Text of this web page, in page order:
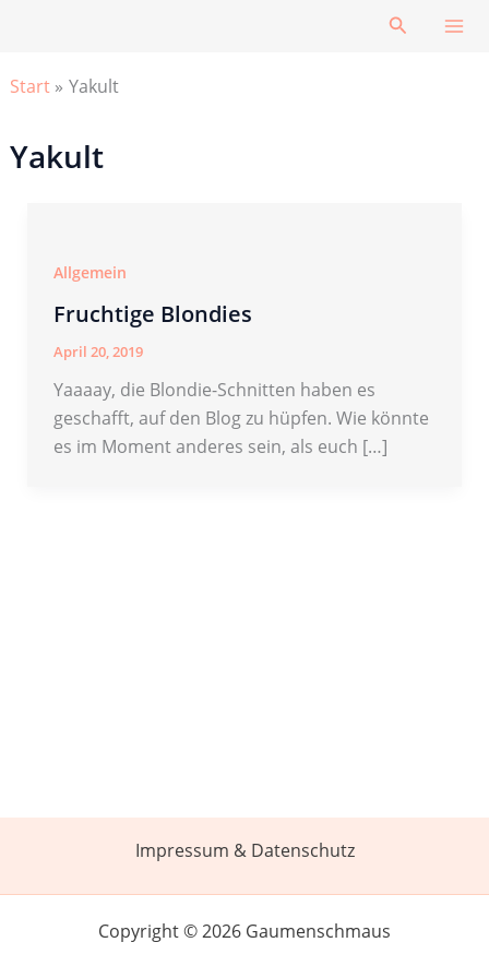
Suchen
Start Yakult
Yakult
Allgemein
Fruchtige Blondies
April 20, 2019
Yaaaay, die Blondie-Schnitten haben es
geschafft, auf den Blog zu hüpfen. Wie könnte
es im Moment anderes sein, als euch […]
Impressum & Datenschutz
Copyright © 2026 Gaumenschmaus